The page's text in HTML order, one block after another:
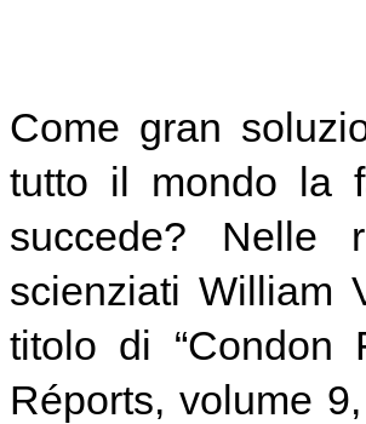
Come gran
tutto il mondo la
succede? Nelle
scienziati William
titolo di “Condon
Réports, volume